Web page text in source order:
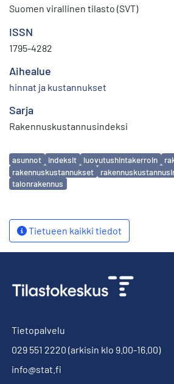
Suomen virallinen tilasto (SVT)
ISSN
1795-4282
Aihealue
hinnat ja kustannukset
Sarja
Rakennuskustannusindeksi
Avainsanat
asunnot indeksit luovutushintakerroin
rakennuskustannukset
talonrakennus
Tietueen kaikki tiedot
Tietopalvelu
029 551 2220 (arkisin klo 9.00-16.00)
info@stat.fi